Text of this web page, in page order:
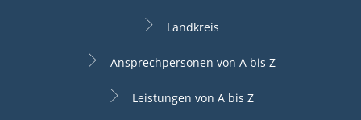
Landkreis
Ansprechpersonen von A bis Z
Leistungen von A bis Z